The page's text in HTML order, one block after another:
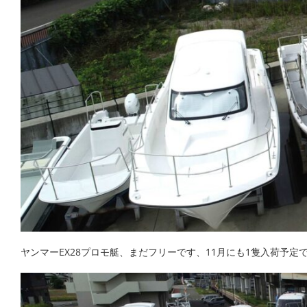
ヤンマーEX28プロモ艇、まだフリーです、11月にも1隻入荷予定